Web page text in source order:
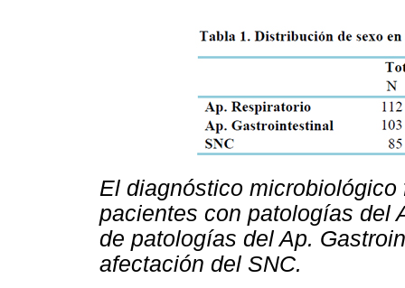
El diagnóstico
pacientes con patologías del
de patologías del Ap.
afectación del SNC.